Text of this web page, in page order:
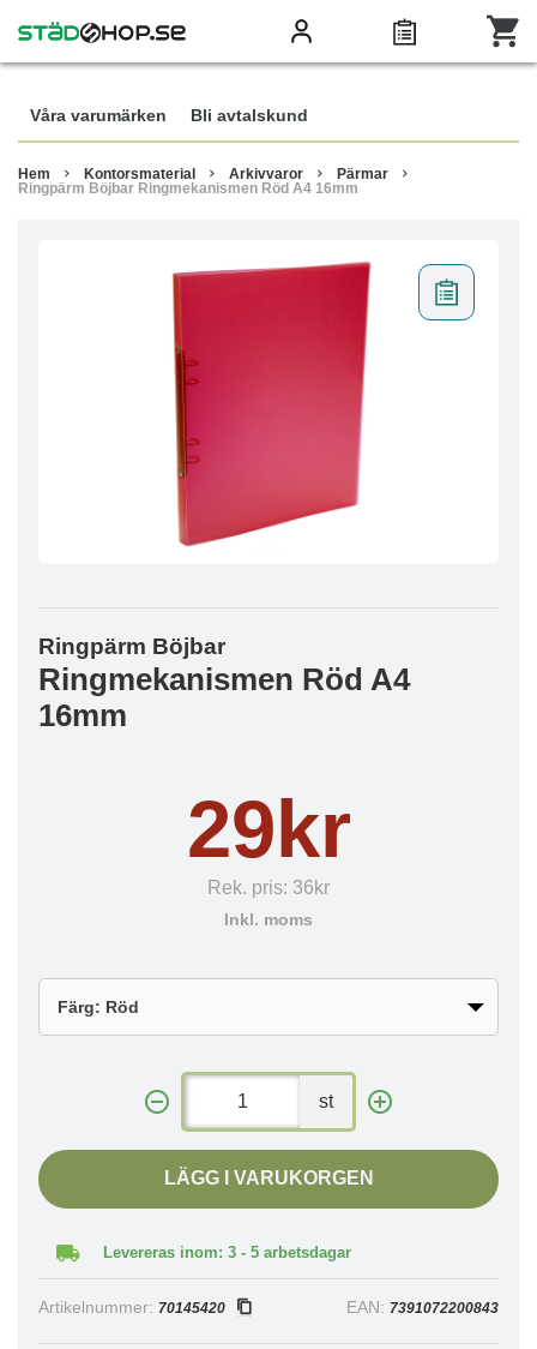
Våra varumärken Bli avtalskund
Hem Kontorsmaterial Arkivvaror
Pärmar
Ringpärm Böjbar Ringmekanismen Röd A4 16mm
Ringpärm Böjbar
Ringmekanismen Röd A4
16mm
29kr
Rek. pris: 36kr
Inkl. moms
st
LÄGG I VARUKORGEN
Levereras inom: 3 - 5 arbetsdagar
Artikelnummer: 70145420 EAN: 7391072200843